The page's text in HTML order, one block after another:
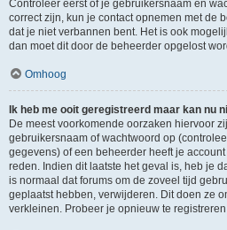
Controleer eerst of je gebruikersnaam en
correct zijn, kun je contact opnemen met de
dat je niet verbannen bent. Het is ook
dan moet dit door de beheerder opgelost
Omhoog
Ik heb me ooit geregistreerd maar kan nu
De meest voorkomende oorzaken hiervoor
gebruikersnaam of wachtwoord op
gegevens) of een beheerder heeft je
reden. Indien dit laatste het geval is, heb je
is normaal dat forums om de zoveel tijd
geplaatst hebben, verwijderen. Dit doen ze
verkleinen. Probeer je opnieuw te